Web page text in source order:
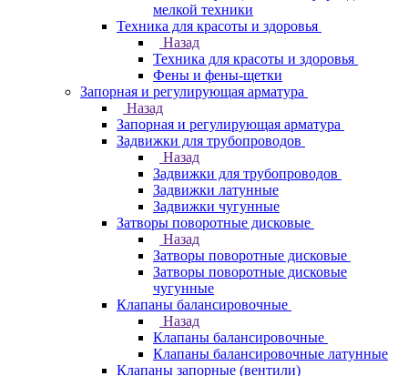
мелкой техники
Техника для красоты и здоровья
Назад
Техника для красоты и здоровья
Фены и фены-щетки
Запорная и регулирующая арматура
Назад
Запорная и регулирующая арматура
Задвижки для трубопроводов
Назад
Задвижки для трубопроводов
Задвижки латунные
Задвижки чугунные
Затворы поворотные дисковые
Назад
Затворы поворотные дисковые
Затворы поворотные дисковые
чугунные
Клапаны балансировочные
Назад
Клапаны балансировочные
Клапаны балансировочные латунные
Клапаны запорные (вентили)